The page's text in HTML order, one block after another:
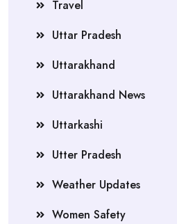
Travel
Uttar Pradesh
Uttarakhand
Uttarakhand News
Uttarkashi
Utter Pradesh
Weather Updates
Women Safety